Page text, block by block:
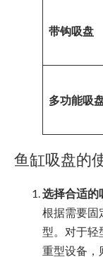
带钩吸盘
多功能吸
鱼缸吸盘的
选择合适的
根据需要固
型。对于轻
重型设备，